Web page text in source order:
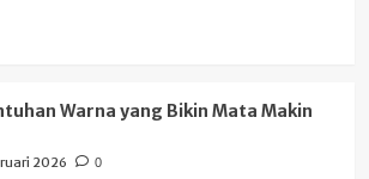
Warna yang Bikin Mata Makin
2026 0